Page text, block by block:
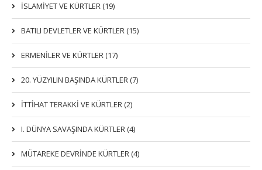
İSLAMIYET VE KÜRTLER (19)
BATILI DEVLETLER VE KÜRTLER (15)
ERMENİLER VE KÜRTLER (17)
20. YÜZYILIN BAŞINDA KÜRTLER (7)
İTTIHAT TERAKKI VE KÜRTLER (2)
I. DÜNYA SAVAŞINDA KÜRTLER (4)
MÜTAREKE DEVRİNDE KÜRTLER (4)